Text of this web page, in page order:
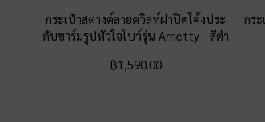
กระเป๋าสตางค์ลายควิลท์ฝาปิดโค้งประ
ดับชาร์มรูปหัวใจโบว์รุ่น Arrietty-สีดำ
฿1,590.00
กร